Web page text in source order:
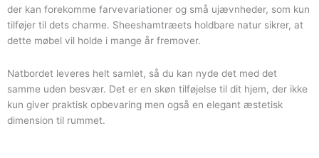
der kan forekomme farvevariationer og små ujævnheder, som kun
tilføjer til dets charme. Sheeshamtræets holdbare natur sikrer, at
dette møbel vil holde i mange år fremover.
Natbordet leveres helt samlet, så du kan nyde det med det
samme uden besvær. Det er en skøn tilføjelse til dit hjem, der ikke
kun giver praktisk opbevaring men også en elegant æstetisk
dimension til rummet.